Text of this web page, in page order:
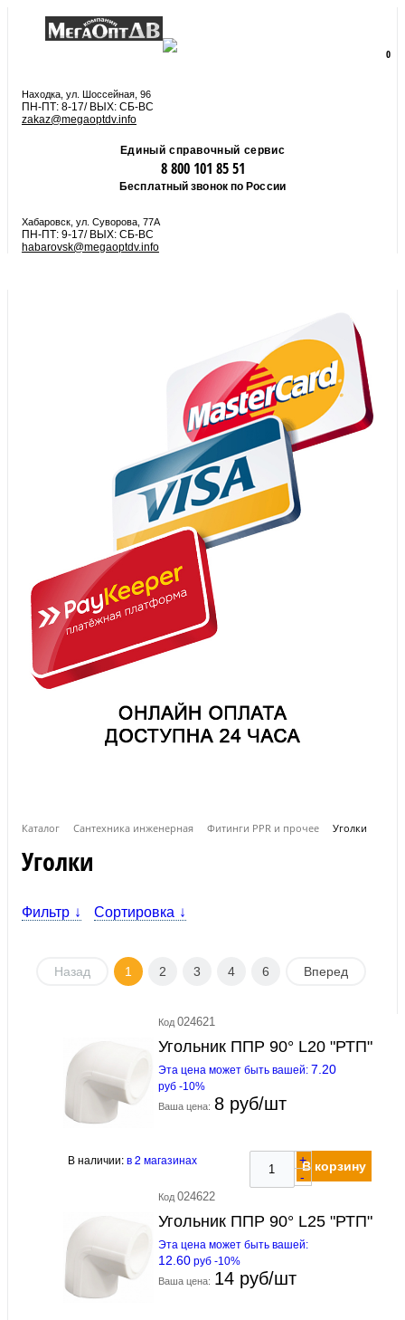
0
Находка, ул. Шоссейная, 96
ПН-ПТ: 8-17/ ВЫХ: СБ-ВС
zakaz@megaoptdv.info
Единый справочный сервис
8 800 101 85 51
Бесплатный звонок по России
Хабаровск, ул. Суворова, 77А
ПН-ПТ: 9-17/ ВЫХ: СБ-ВС
habarovsk@megaoptdv.info
Каталог Сантехника инженерная Фитинги PPR и прочее Уголки
Уголки
Фильтр Сортировка
Назад 1 2 3 4 6 Вперед
Код 024621
Угольник ППР 90° L20 "РТП"
Эта цена может быть вашей: 7.20
руб -10%
Ваша цена: 8 руб/шт
В наличии:в 2 магазинах
+
-
В корзину
Код 024622
Угольник ППР 90° L25 "РТП"
Эта цена может быть вашей:
12.60 руб -10%
Ваша цена: 14 руб/шт